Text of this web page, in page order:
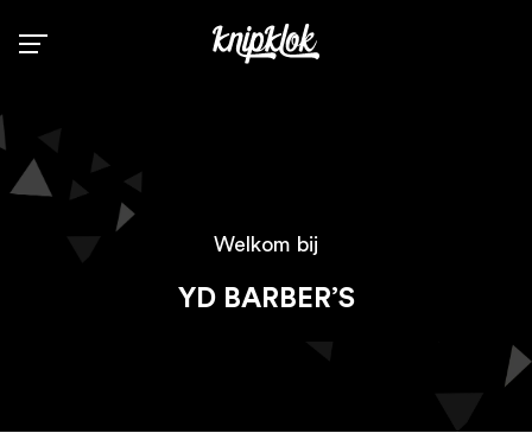
Info
Welkom bij
YD BARBER’S